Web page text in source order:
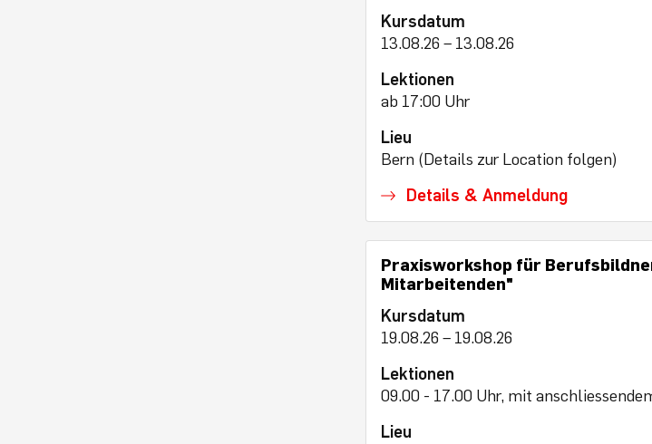
Kursdatum
13.08.26 – 13.08.26
Lektionen
ab 17:00 Uhr
Lieu
Bern (Details zur Location folgen)
Details & Anmeldung
Praxisworkshop für
Mitarbeitenden"
Kursdatum
19.08.26 – 19.08.26
Lektionen
09.00 - 17.00 Uhr, mit
Lieu